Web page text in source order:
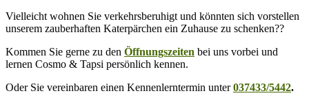
Vielleicht wohnen Sie verkehrsberuhigt und könnten sich vorstellen
unserem zauberhaften Katerpärchen ein Zuhause zu schenken??
Kommen Sie gerne zu den Öffnungszeiten bei uns vorbei und
lernen Cosmo & Tapsi persönlich kennen.
Oder Sie vereinbaren einen Kennenlerntermin unter037433/5442.